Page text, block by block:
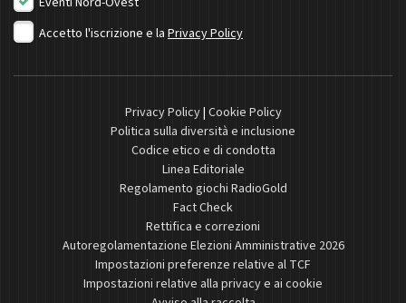
Accetto l'iscrizione e la Privacy Policy
Privacy Policy| Cookie Policy
Politica sulla diversità e inclusione
Codice etico e di condotta
Linea Editoriale
Regolamento giochi RadioGold
Fact Check
Rettifica e correzioni
Autoregolamentazione Elezioni Amministrative 2026
Impostazioni preferenze relative al TCF
Impostazioni relative alla privacy e ai cookie